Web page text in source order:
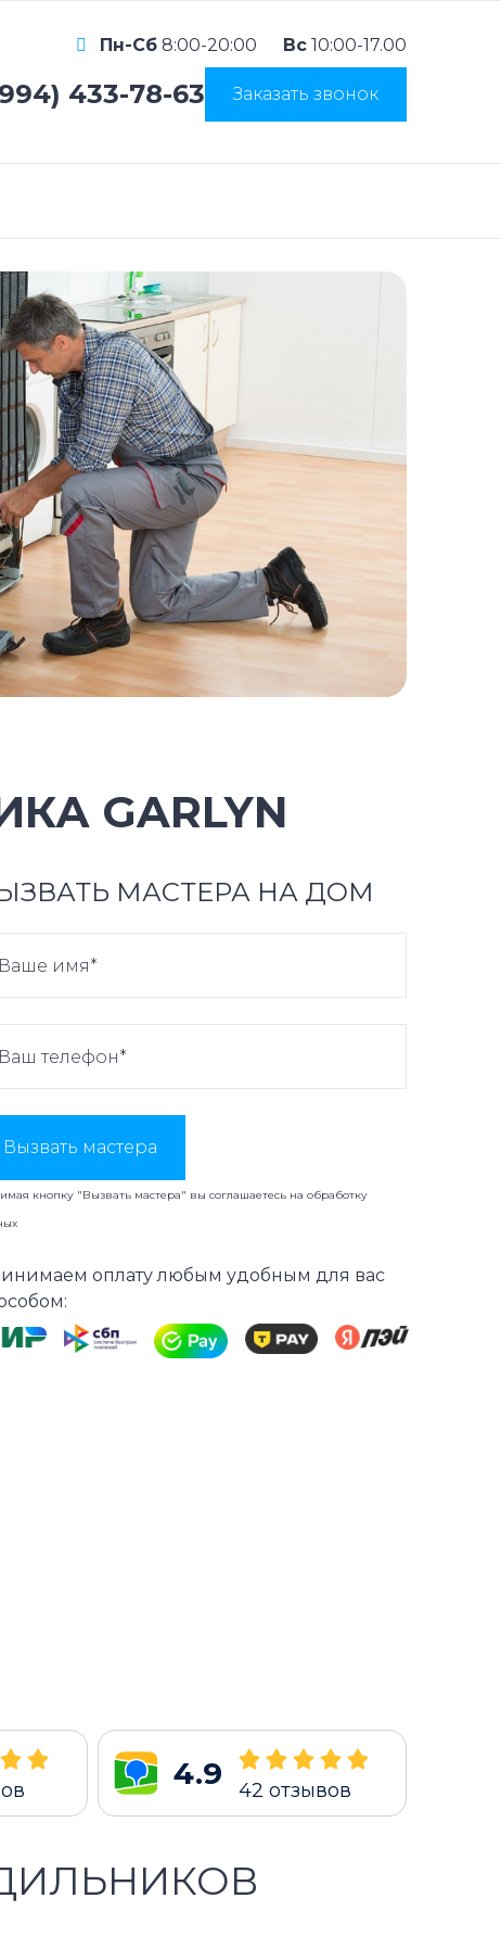
Пн-Сб 8:00-20:00 Вс 10:00-17.00
433-78-63 Заказать звонок
GARLYN
МАСТЕРА НА ДОМ
Вызвать мастера
кнопку "Вызвать мастера" вы соглашаетесь наобработку
оплату любым удобным для вас
4.9 42 отзывов